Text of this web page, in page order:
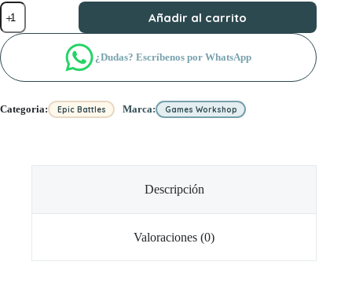
Legions
Imperialis:
Whirlwind
and
Scorpius
Missile
Squadrons
cantidad
Añadir al carrito
¿Dudas? Escríbenos por WhatsApp
Categoria: Epic Battles Marca: Games Workshop
Descripción
Valoraciones (0)